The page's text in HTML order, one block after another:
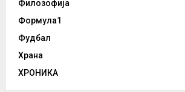
Филозофија
Формула1
Фудбал
Храна
ХРОНИКА